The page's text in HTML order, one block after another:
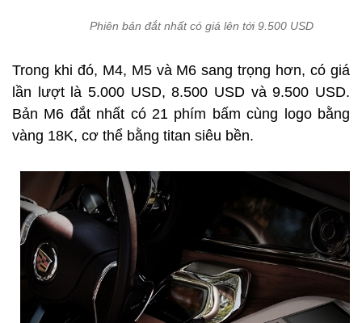
Phiên bản đắt nhất có giá lên tới 9.500 USD
Trong khi đó, M4, M5 và M6 sang trọng hơn, có giá
lần lượt là 5.000 USD, 8.500 USD và 9.500 USD.
Bản M6 đắt nhất có 21 phím bấm cùng logo bằng
vàng 18K, cơ thể bằng titan siêu bền.